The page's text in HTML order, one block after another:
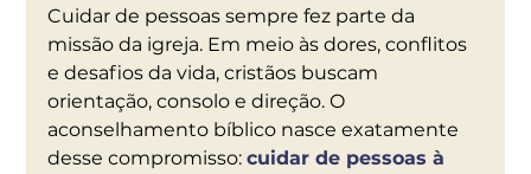
Cuidar de pessoas sempre fez parte da
missão da igreja. Em meio às dores, conflitos
e desafios da vida, cristãos buscam
orientação, consolo e direção. O
aconselhamento bíblico nasce exatamente
desse compromisso: cuidar de pessoas à